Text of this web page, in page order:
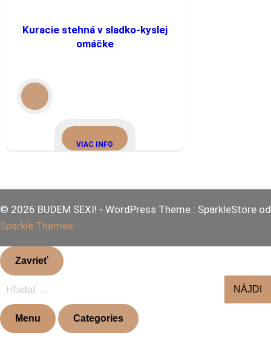
Kuracie stehná v sladko-kyslej
omáčke
VIAC INFO
© 2026 BUDEM SEXI! - WordPress Theme : SparkleStore od
Sparkle Themes
Zavrieť
Menu Categories